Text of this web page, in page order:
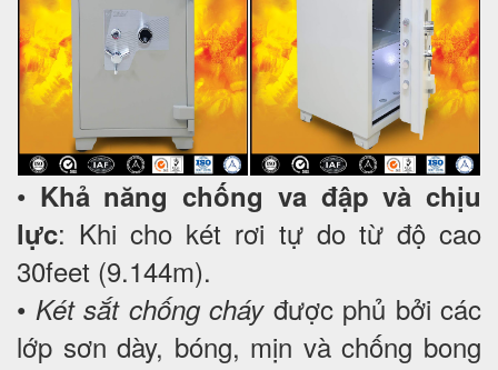
• Khả năng chống va đập và chịu
lực: Khi cho két rơi tự do từ độ cao
30feet (9.144m).
• Két sắt chống cháyđược phủ bởi các
lớp sơn dày, bóng, mịn và chống bong